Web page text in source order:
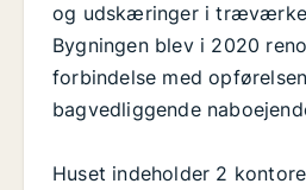
og udskæringer i
Bygningen blev i 2020
forbindelse med
bagvedliggende
Huset indeholder 2